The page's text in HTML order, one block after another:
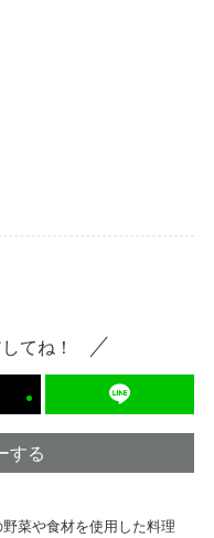
てね！
する
菜や食材を使用した料理